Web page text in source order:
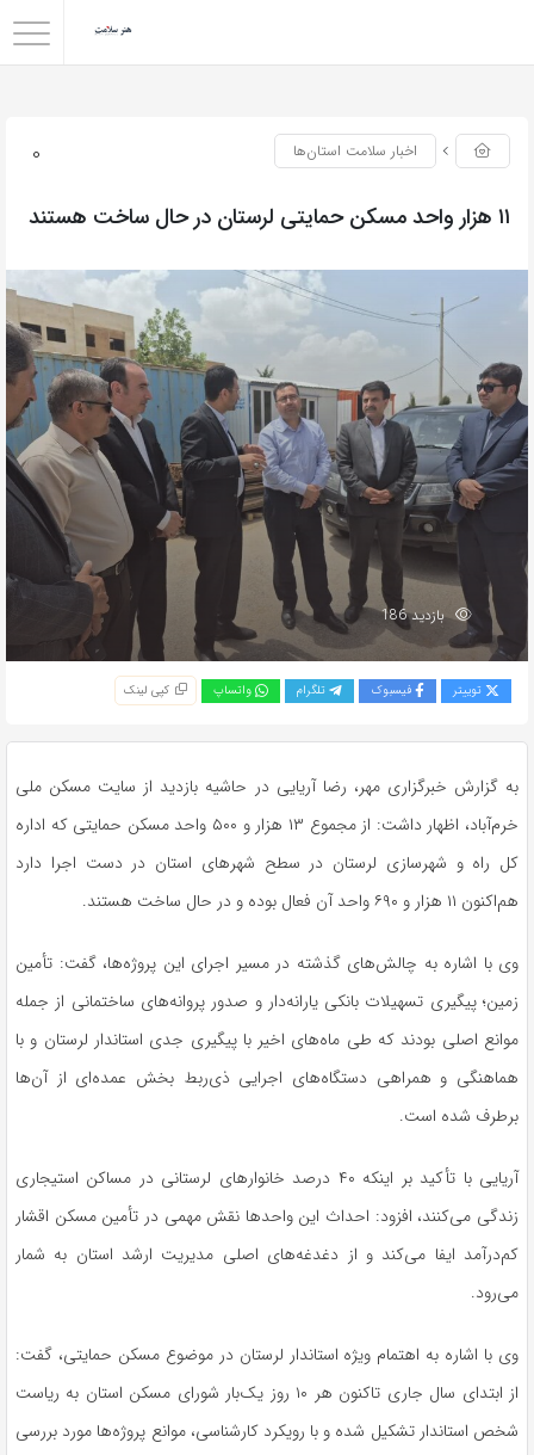
0 اخبار سلامت استان‌ها
۱۱ هزار واحد مسکن حمایتی لرستان در حال ساخت هستند
بازدید 186
توییتر فیسبوک تلگرام واتساپ کپی لینک
به گزارش خبرگزاری مهر، رضا آریایی در حاشیه بازدید از سایت مسکن ملی
خرم‌آباد، اظهار داشت: از مجموع ۱۳ هزار و ۵۰۰ واحد مسکن حمایتی که اداره
کل راه و شهرسازی لرستان در سطح شهرهای استان در دست اجرا دارد
هم‌اکنون ۱۱ هزار و ۶۹۰ واحد آن فعال بوده و در حال ساخت هستند.
وی با اشاره به چالش‌های گذشته در مسیر اجرای این پروژه‌ها، گفت: تأمین
زمین؛ پیگیری تسهیلات بانکی یارانه‌دار و صدور پروانه‌های ساختمانی از جمله
موانع اصلی بودند که طی ماه‌های اخیر با پیگیری جدی استاندار لرستان و با
هماهنگی و همراهی دستگاه‌های اجرایی ذی‌ربط بخش عمده‌ای از آن‌ها
برطرف شده است.
آریایی با تأکید بر اینکه ۴۰ درصد خانوارهای لرستانی در مساکن استیجاری
زندگی می‌کنند، افزود: احداث این واحدها نقش مهمی در تأمین مسکن اقشار
کم‌درآمد ایفا می‌کند و از دغدغه‌های اصلی مدیریت ارشد استان به شمار
می‌رود.
وی با اشاره به اهتمام ویژه استاندار لرستان در موضوع مسکن حمایتی، گفت:
از ابتدای سال جاری تاکنون هر ۱۰ روز یک‌بار شورای مسکن استان به ریاست
شخص استاندار تشکیل شده و با رویکرد کارشناسی، موانع پروژه‌ها مورد بررسی